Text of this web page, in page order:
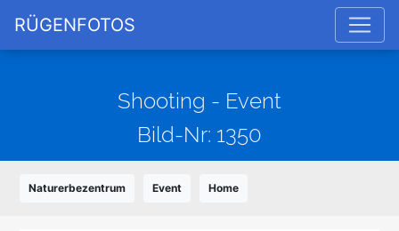
RÜGENFOTOS
Shooting - Event
Bild-Nr: 1350
Naturerbezentrum Event Home